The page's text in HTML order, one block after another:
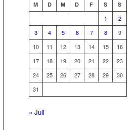
M D M D F S S
1
2
3
4 5 6 7 8
9
10
11 12 13 14 15
16
17
18 19 20 21 22
23
24
25 26 27 28 29
30
31
« Juli